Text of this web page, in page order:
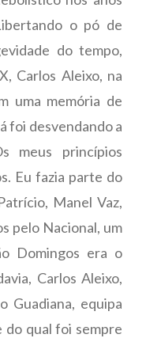
o pó de
do tempo,
Carlos Aleixo, na
uma memória de
foi desvendando a
meus princípios
Eu fazia parte do
Manel Vaz,
pelo Nacional, um
Domingos era o
Carlos Aleixo,
Guadiana, equipa
do qual foi sempre